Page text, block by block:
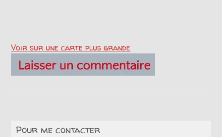
Voir sur une carte plus grande
Pour me contacter